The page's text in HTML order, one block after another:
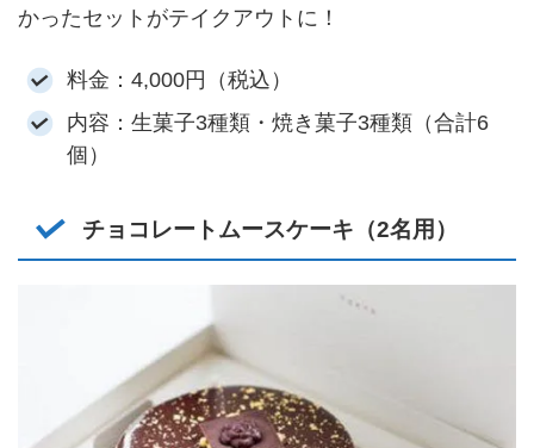
かったセットがテイクアウトに！
料金：4,000円（税込）
内容：生菓子3種類・焼き菓子3種類（合計6
個）
チョコレートムースケーキ（2名用）